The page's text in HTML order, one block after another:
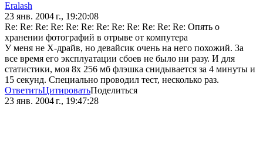
Eralash
23 янв. 2004 г., 19:20:08
Re: Re: Re: Re: Re: Re: Re: Re: Re: Re: Re: Re: Опять о
хранении фотографий в отрыве от компутера
У меня не Х-драйв, но девайсик очень на него похожий. За
все время его эксплуатации сбоев не было ни разу. И для
статистики, моя 8х 256 мб флэшка снидывается за 4 минуты и
15 секунд. Специально проводил тест, несколько раз.
ОтветитьЦитироватьПоделиться
23 янв. 2004 г., 19:47:28